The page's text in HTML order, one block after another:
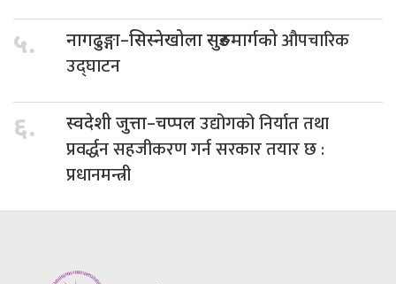
५. नागढुङ्गा–सिस्नेखोला सुरुङमार्गकोऔपचारिक
उद्घाटन
६. स्वदेशी जुत्ता–चप्पलउद्योगको निर्यात तथा
प्रवर्द्धन सहजीकरण गर्न सरकार तयार छ :
प्रधानमन्त्री